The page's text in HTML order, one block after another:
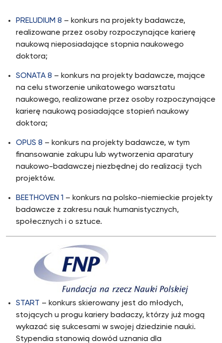
PRELUDIUM 8 – konkurs na projekty badawcze,
realizowane przez osoby rozpoczynające karierę
naukową nieposiadające stopnia naukowego
doktora;
SONATA 8 – konkurs na projekty badawcze, mające
na celu stworzenie unikatowego warsztatu
naukowego, realizowane przez osoby rozpoczynające
karierę naukową posiadające stopień naukowy
doktora;
OPUS 8 – konkurs na projekty badawcze, w tym
finansowanie zakupu lub wytworzenia aparatury
naukowo-badawczej niezbędnej do realizacji tych
projektów.
BEETHOVEN 1 – konkurs na polsko-niemieckie projekty
badawcze z zakresu nauk humanistycznych,
społecznych i o sztuce.
START – konkurs skierowany jest do młodych,
stojących u progu kariery badaczy, którzy już mogą
wykazać się sukcesami w swojej dziedzinie nauki.
Stypendia stanowią dowód uznania dla